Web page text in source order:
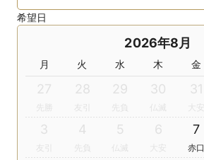
希望日
2026年8月
月 火 水 木 金
27 28
友引
29
先負
30
仏滅
31
大安
3
友引
4
先負
5
仏滅
6
大安
7
赤口